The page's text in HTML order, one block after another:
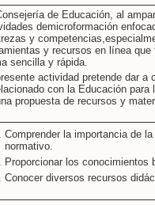
de Educación, al
demicroformación
y
y recursos en línea
sencilla y rápida.
actividad pretende dar
con la Educación
propuesta de recursos y
Comprender la importancia de
normativo.
Proporcionar los conocimientos
Conocer diversos recursos